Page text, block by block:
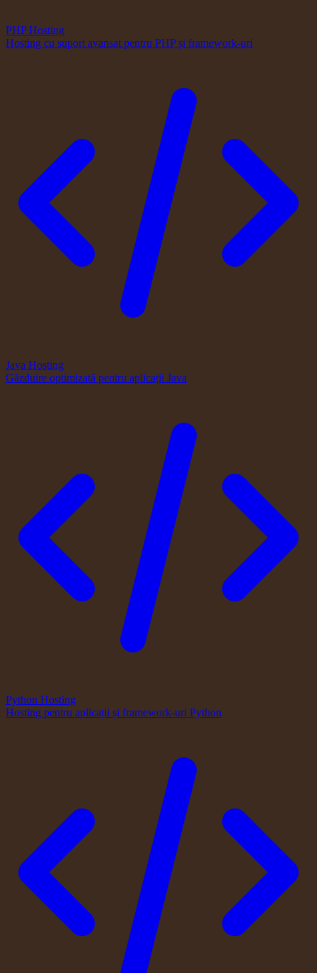
PHP Hosting
Hosting cu suport avansat pentru PHP și framework-uri
Java Hosting
Găzduire optimizată pentru aplicații Java
Python Hosting
Hosting pentru aplicații și framework-uri Python